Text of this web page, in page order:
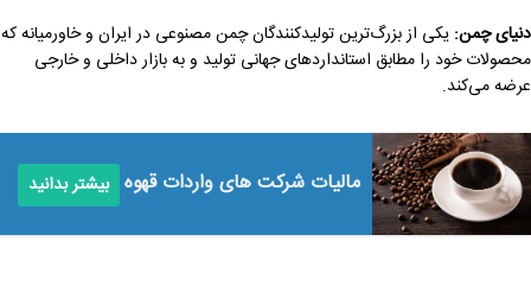
دنیای چمن: یکی از بزرگ‌ترین تولیدکنندگان چمن مصنوعی در ایران و خاورمیانه که
محصولات خود را مطابق استانداردهای جهانی تولید و به بازار داخلی و خارجی
عرضه می‌کند.
مالیات شرکت های واردات قهوه بیشتر بدانید